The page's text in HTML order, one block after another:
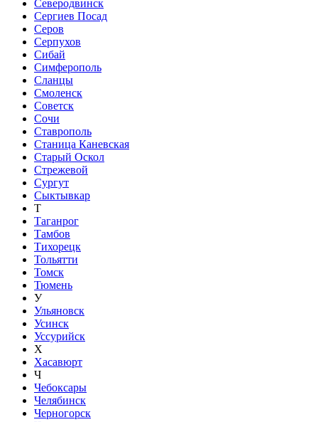
Северодвинск
Сергиев Посад
Серов
Серпухов
Сибай
Симферополь
Сланцы
Смоленск
Советск
Сочи
Ставрополь
Станица Каневская
Старый Оскол
Стрежевой
Сургут
Сыктывкар
Т
Таганрог
Тамбов
Тихорецк
Тольятти
Томск
Тюмень
У
Ульяновск
Усинск
Уссурийск
Х
Хасавюрт
Ч
Чебоксары
Челябинск
Черногорск